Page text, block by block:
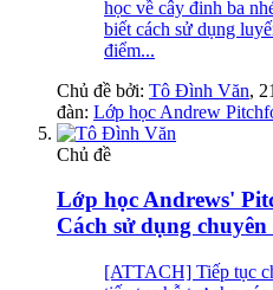
học về cây đinh ba
biết cách sử dụng
điểm...
Chủ đề bởi: Tô Đình Văn,
đàn: Lớp học Andrew
Chủ đề
Lớp học Andrews'
Cách sử dụng
[ATTACH] Tiếp tục